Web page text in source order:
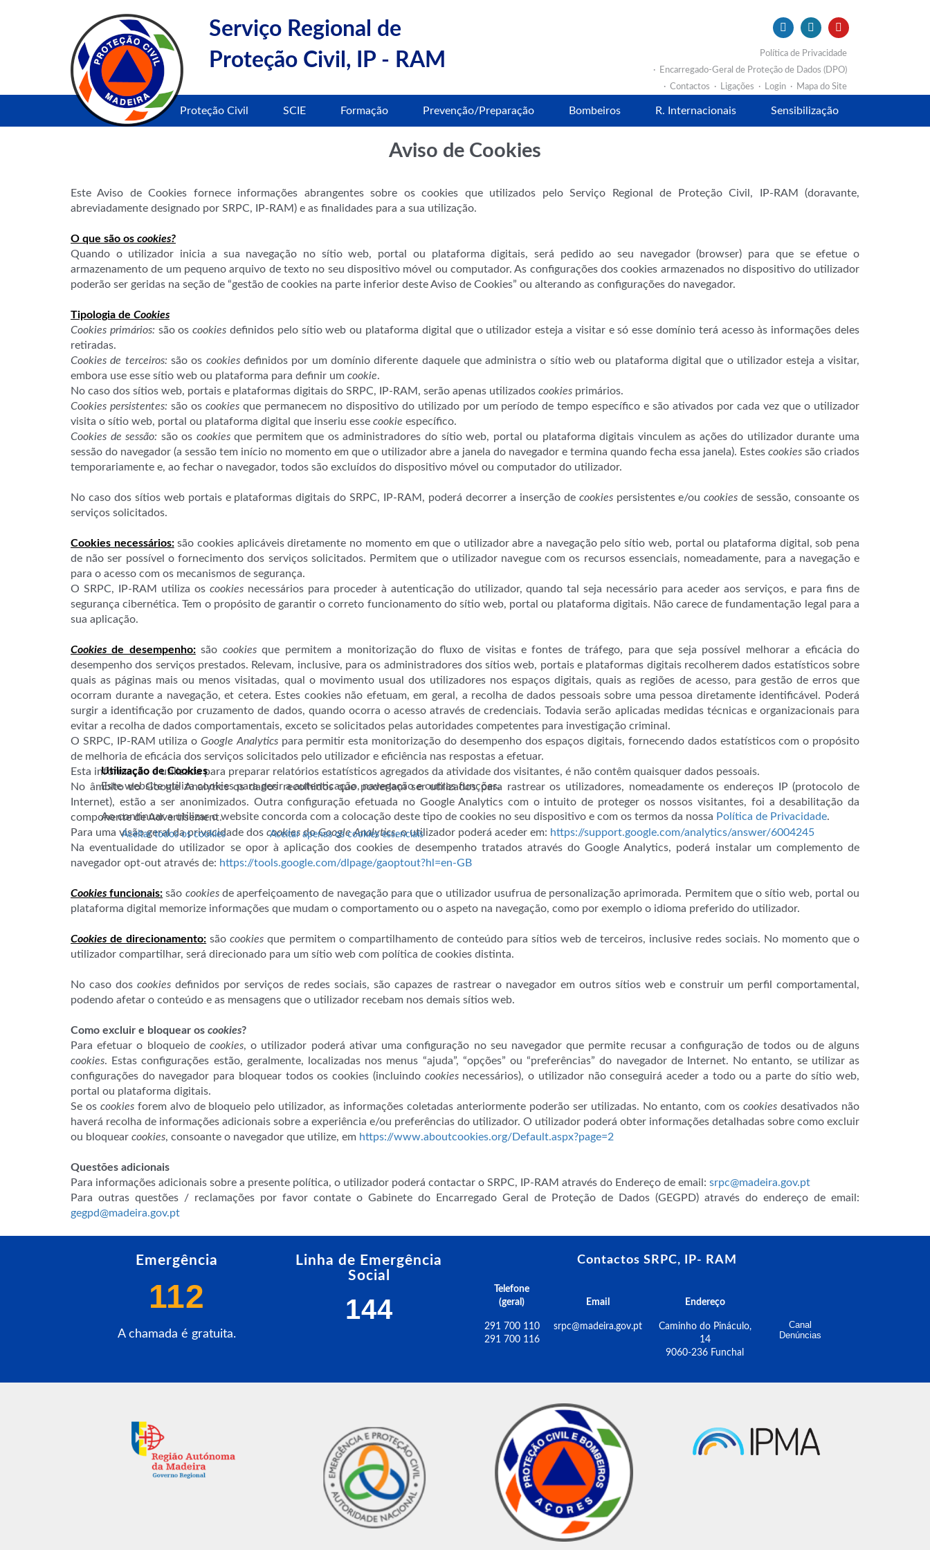
Serviço Regional de
Proteção Civil, IP - RAM
Política de Privacidade
Encarregado-Geral de Proteção de Dados (DPO)
Contactos
Ligações Login Mapa do Site
Proteção Civil SCIE Formação Prevenção/Preparação Bombeiros R. Internacionais Sensibilização
Aviso de Cookies
Este Aviso de Cookies fornece informações abrangentes sobre os cookies que utilizados pelo Serviço Regional de Proteção Civil, IP-RAM (doravante,
abreviadamente designado por SRPC, IP-RAM) e as finalidades para a sua utilização.
O que são os cookies?
Quando o utilizador inicia a sua navegação no sítio web, portal ou plataforma digitais, será pedido ao seu navegador (browser) para que se efetue o
armazenamento de um pequeno arquivo de texto no seu dispositivo móvel ou computador. As configurações dos cookies armazenados no dispositivo do utilizador
poderão ser geridas na seção de “gestão de cookies na parte inferior deste Aviso de Cookies” ou alterando as configurações do navegador.
Tipologia de Cookies
Cookies primários: são oscookies definidos pelo sítio web ou plataforma digital que o utilizador esteja a visitar e só esse domínio terá acesso às informações deles
retiradas.
Cookies de terceiros: são os cookiesdefinidos por um domínio diferente daquele que administra o sítio web ou plataforma digital que o utilizador esteja a visitar,
embora use esse sítio web ou plataforma para definir um cookie.
No caso dos sítios web, portais e plataformas digitais do SRPC, IP-RAM, serão apenas utilizados cookies primários.
Cookies persistentes: são os cookiesque permanecem no dispositivo do utilizado por um período de tempo específico e são ativados por cada vez que o utilizador
visita o sítio web, portal ou plataforma digital que inseriu esse cookie específico.
Cookies de sessão: são os cookiesque permitem que os administradores do sítio web, portal ou plataforma digitais vinculem as ações do utilizador durante uma
sessão do navegador (a sessão tem início no momento em que o utilizador abre a janela do navegador e termina quando fecha essa janela). Estes cookies são criados
temporariamente e, ao fechar o navegador, todos são excluídos do dispositivo móvel ou computador do utilizador.
No caso dos sítios web portais e plataformas digitais do SRPC, IP-RAM, poderá decorrer a inserção de cookiespersistentes e/oucookies de sessão, consoante os
serviços solicitados.
Cookies necessários:são cookies aplicáveis diretamente no momento em que o utilizador abre a navegação pelo sítio web, portal ou plataforma digital, sob pena
de não ser possível o fornecimento dos serviços solicitados. Permitem que o utilizador navegue com os recursos essenciais, nomeadamente, para a navegação e
para o acesso com os mecanismos de segurança.
O SRPC, IP-RAM utiliza os cookiesnecessários para proceder à autenticação do utilizador, quando tal seja necessário para aceder aos serviços, e para fins de
segurança cibernética. Tem o propósito de garantir o correto funcionamento do sítio web, portal ou plataforma digitais. Não carece de fundamentação legal para a
sua aplicação.
Cookies de desempenho:são cookiesque permitem a monitorização do fluxo de visitas e fontes de tráfego, para que seja possível melhorar a eficácia do
desempenho dos serviços prestados. Relevam, inclusive, para os administradores dos sítios web, portais e plataformas digitais recolherem dados estatísticos sobre
quais as páginas mais ou menos visitadas, qual o movimento usual dos utilizadores nos espaços digitais, quais as regiões de acesso, para gestão de erros que
ocorram durante a navegação, et cetera. Estes cookies não efetuam, em geral, a recolha de dados pessoais sobre uma pessoa diretamente identificável. Poderá
surgir a identificação por cruzamento de dados, quando ocorra o acesso através de credenciais. Todavia serão aplicadas medidas técnicas e organizacionais para
evitar a recolha de dados comportamentais, exceto se solicitados pelas autoridades competentes para investigação criminal.
O SRPC, IP-RAM utiliza oGoogle Analyticspara permitir esta monitorização do desempenho dos espaços digitais, fornecendo dados estatísticos com o propósito
de melhoria de eficácia dos serviços solicitados pelo utilizador e eficiência nas respostas a efetuar.
Esta informação é utilizada para preparar relatórios estatísticos agregados da atividade dos visitantes, é não contêm quaisquer dados pessoais.
No âmbito do Google Analytics os dados recolhidos que poderiam ser utilizados para rastrear os utilizadores, nomeadamente os endereços IP (protocolo de
Internet), estão a ser anonimizados. Outra configuração efetuada no Google Analytics com o intuito de proteger os nossos visitantes, foi a desabilitação da
componente de Advertisement.
Para uma visão geral da privacidade dos cookiesdoGoogle Analytics, o utilizador poderá aceder em: https://support.google.com/analytics/answer/6004245
Na eventualidade do utilizador se opor à aplicação dos cookies de desempenho tratados através do Google Analytics, poderá instalar um complemento de
navegador opt-out através de: https://tools.google.com/dlpage/gaoptout?hl=en-GB
Cookies funcionais: são cookiesde aperfeiçoamento de navegação para que o utilizador usufrua de personalização aprimorada. Permitem que o sítio web, portal ou
plataforma digital memorize informações que mudam o comportamento ou o aspeto na navegação, como por exemplo o idioma preferido do utilizador.
Cookies de direcionamento: sãocookies que permitem o compartilhamento de conteúdo para sítios web de terceiros, inclusive redes sociais. No momento que o
utilizador compartilhar, será direcionado para um sítio web com política de cookies distinta.
No caso doscookies definidos por serviços de redes sociais, são capazes de rastrear o navegador em outros sítios web e construir um perfil comportamental,
podendo afetar o conteúdo e as mensagens que o utilizador recebam nos demais sítios web.
Como excluir e bloquear os cookies?
Para efetuar o bloqueio decookies, o utilizador poderá ativar uma configuração no seu navegador que permite recusar a configuração de todos ou de alguns
cookies. Estas configurações estão, geralmente, localizadas nos menus “ajuda”, “opções” ou “preferências” do navegador de Internet. No entanto, se utilizar as
configurações do navegador para bloquear todos os cookies (incluindo cookiesnecessários), o utilizador não conseguirá aceder a todo ou a parte do sítio web,
portal ou plataforma digitais.
Se os cookiesforem alvo de bloqueio pelo utilizador, as informações coletadas anteriormente poderão ser utilizadas. No entanto, com oscookies desativados não
haverá recolha de informações adicionais sobre a experiência e/ou preferências do utilizador. O utilizador poderá obter informações detalhadas sobre como excluir
ou bloquear cookies, consoante o navegador que utilize, em https://www.aboutcookies.org/Default.aspx?page=2
Questões adicionais
Para informações adicionais sobre a presente política, o utilizador poderá contactar o SRPC, IP-RAM através do Endereço de email: srpc@madeira.gov.pt
Para outras questões / reclamações por favor contate o Gabinete do Encarregado Geral de Proteção de Dados (GEGPD) através do endereço de email:
gegpd@madeira.gov.pt
Emergência
112
A chamada é gratuita.
Linha de Emergência
Social
144
Contactos SRPC, IP- RAM
Telefone
(geral)
Email Endereço
291 700 110
291 700 116
srpc@madeira.gov.pt
Caminho do Pináculo,
14
9060-236 Funchal
Canal
Denúncias
Utilização de Cookies
Este website utiliza cookies para gerir a autenticação, navegação e outras funções.
Ao continuar a utilizar o website concorda com a colocação deste tipo de cookies no seu dispositivo e com os termos da nossa Política de Privacidade.
Aceitar todos os cookies Aceitar apenas os cookies essenciais